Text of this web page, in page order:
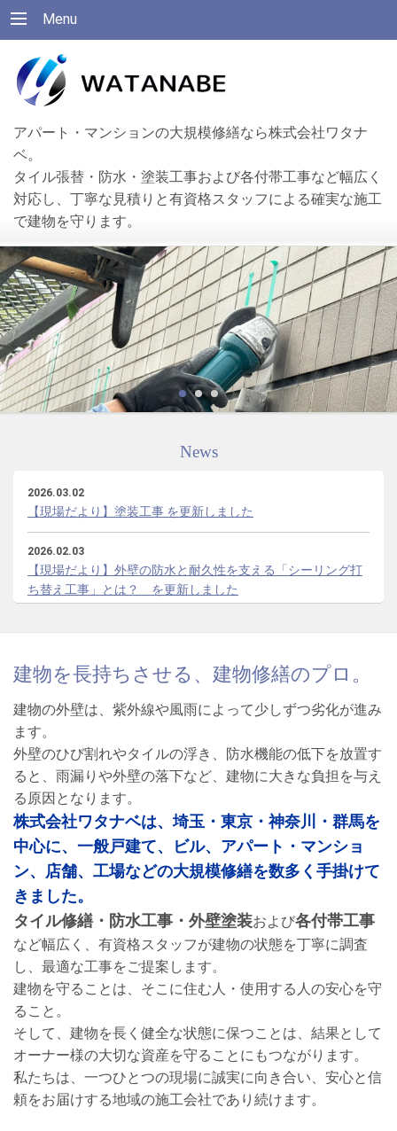
Menu
アパート・マンションの大規模修繕なら株式会社ワタナ
ベ。
タイル張替・防水・塗装工事および各付帯工事など幅広く
対応し、丁寧な見積りと有資格スタッフによる確実な施工
で建物を守ります。
News
2026.03.02
【現場だより】塗装工事 を更新しました
2026.02.03
【現場だより】外壁の防水と耐久性を支える「シーリング打
ち替え工事」とは？ を更新しました
2025.12.01
【現場だより】避難ハッチ取替 を更新しました
2025.11.01
【現場だより】集合ポストの交換工事 を更新しました
2025.10.10
株式会社ワタナベ「現場だより」を開設いたしました！
2025.08.26
求人情報を掲載しました。
2025.02.06
ホームページが公開されました。
建物を長持ちさせる、建物修繕のプロ。
建物の外壁は、紫外線や風雨によって少しずつ劣化が進み
ます。
外壁のひび割れやタイルの浮き、防水機能の低下を放置す
ると、雨漏りや外壁の落下など、建物に大きな負担を与え
る原因となります。
株式会社ワタナベは、埼玉・東京・神奈川・群馬を
中心に、一般戸建て、ビル、アパート・マンショ
ン、店舗、工場などの大規模修繕を数多く手掛けて
きました。
タイル修繕・防水工事・外壁塗装および各付帯工事
など幅広く、有資格スタッフが建物の状態を丁寧に調査
し、最適な工事をご提案します。
建物を守ることは、そこに住む人・使用する人の安心を守
ること。
そして、建物を長く健全な状態に保つことは、結果として
オーナー様の大切な資産を守ることにもつながります。
私たちは、一つひとつの現場に誠実に向き合い、安心と信
頼をお届けする地域の施工会社であり続けます。